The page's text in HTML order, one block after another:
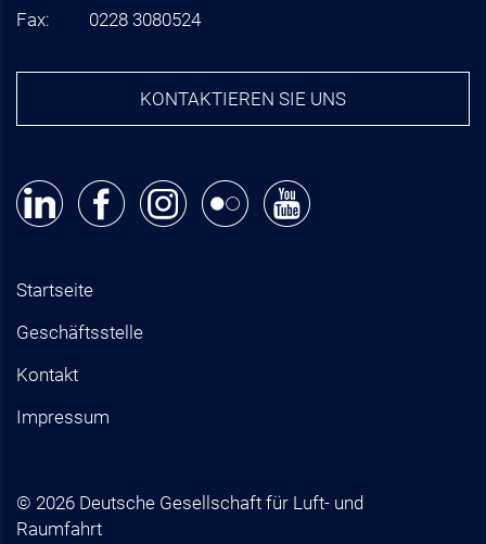
Fax:
0228 3080524
KONTAKTIEREN SIE UNS
Startseite
Geschäftsstelle
Kontakt
Impressum
© 2026 Deutsche Gesellschaft für Luft- und
Raumfahrt